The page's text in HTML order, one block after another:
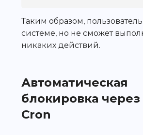
Таким образом, пользователь
системе, но не сможет
никаких действий.
Автоматическая
блокировка через
Cron